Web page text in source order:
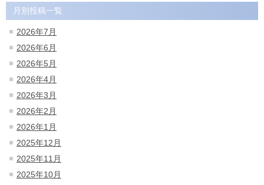
月別投稿一覧
2026年7月
2026年6月
2026年5月
2026年4月
2026年3月
2026年2月
2026年1月
2025年12月
2025年11月
2025年10月